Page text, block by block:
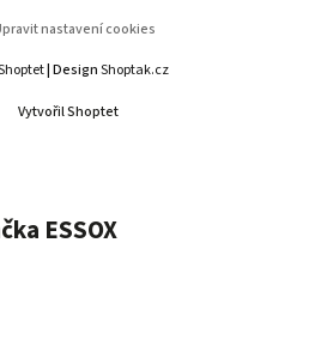
Vytvořil Shoptet
nastavení cookies
| DesignShoptak.cz
ESSOX